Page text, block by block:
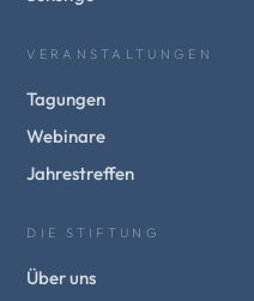
VERANSTALTUNGEN
Tagungen
Webinare
Jahrestreffen
DIE STIFTUNG
Über uns